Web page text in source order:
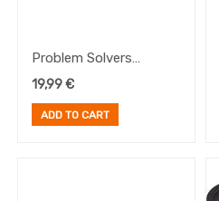
Problem Solvers
Downtube Shifter Boss
19,99€
ADD TO CART